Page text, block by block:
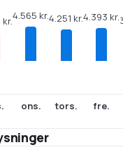
4.565 kr.
ons.
4.251 kr.
tors.
4.393 kr.
fre.